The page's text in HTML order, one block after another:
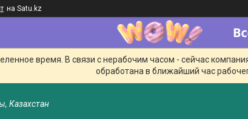
на Satu.kz
время. В связи с нерабочим часом - сейчас
обработана в ближайший час
Казахстан